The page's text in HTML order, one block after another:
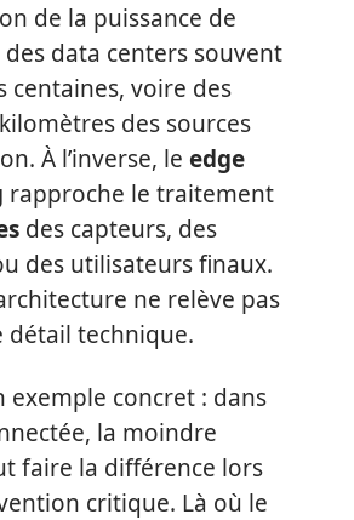
de la puissance de
des data centers souvent
centaines, voire des
des sources
À l’inverse, le edge
rapproche le traitement
des capteurs, des
des utilisateurs finaux.
ne relève pas
détail technique.
exemple concret : dans
la moindre
faire la différence lors
critique. Là où le